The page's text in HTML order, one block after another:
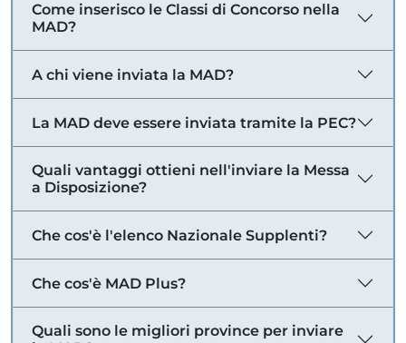
Come inserisco le Classi di Concorso nella
MAD?
A chi viene inviata la MAD?
La MAD deve essere inviata tramite la PEC?
Quali vantaggi ottieni nell'inviare la Messa
a Disposizione?
Che cos'è l'elenco Nazionale Supplenti?
Che cos'è MAD Plus?
Quali sono le migliori province per inviare